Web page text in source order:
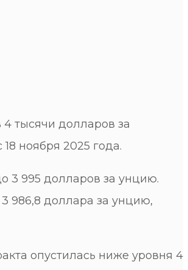
тысячи долларов за
ноября 2025 года.
3 995 долларов за унцию.
3 986,8 доллара за унцию,
опустилась ниже уровня 4